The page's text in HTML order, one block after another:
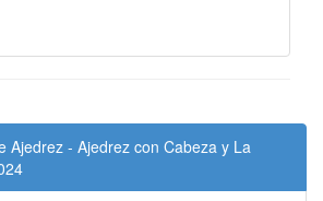
Ajedrez - Ajedrez con Cabeza y La